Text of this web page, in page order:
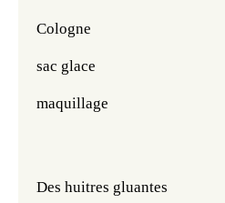
Cologne
sac glace
maquillage
Des huitres gluantes